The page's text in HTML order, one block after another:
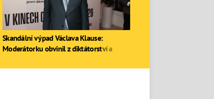
Skandální výpad Václava Klause:
Moderátorku obvinil z diktátorství a